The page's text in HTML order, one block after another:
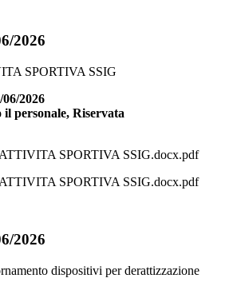
2026
SPORTIVA SSIG
06/2026
il personale, Riservata
SPORTIVA SSIG.docx.pdf
SPORTIVA SSIG.docx.pdf
2026
dispositivi per derattizzazione